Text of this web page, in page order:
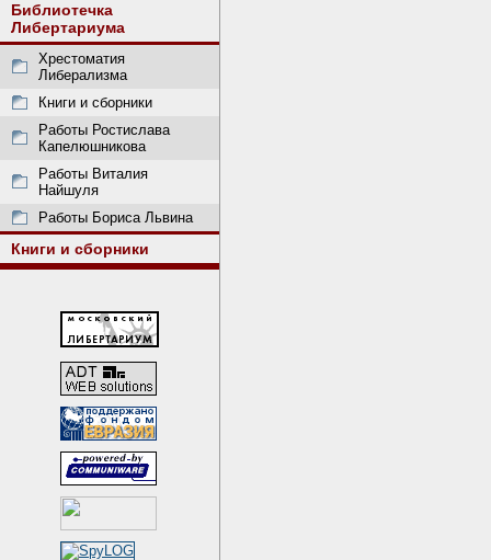
Библиотечка
Либертариума
Хрестоматия
Либерализма
Книги и сборники
Работы Ростислава
Капелюшникова
Работы Виталия
Найшуля
Работы Бориса Львина
Книги и сборники